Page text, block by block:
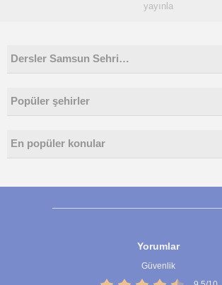
yayınla
Dersler Samsun Sehri…
Popüler şehirler
En popüler konular
Yorumlar
Güvenlik